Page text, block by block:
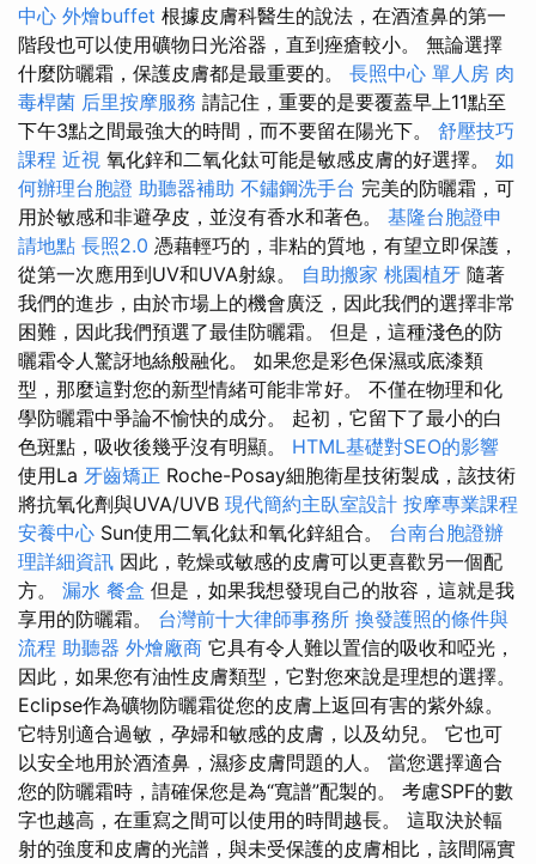
中心 外燴buffet 根據皮膚科醫生的說法，在酒渣鼻的第一
階段也可以使用礦物日光浴器，直到痤瘡較小。 無論選擇
什麼防曬霜，保護皮膚都是最重要的。 長照中心 單人房 肉
毒桿菌 后里按摩服務 請記住，重要的是要覆蓋早上11點至
下午3點之間最強大的時間，而不要留在陽光下。 舒壓技巧
課程 近視 氧化鋅和二氧化鈦可能是敏感皮膚的好選擇。 如
何辦理台胞證 助聽器補助 不鏽鋼洗手台 完美的防曬霜，可
用於敏感和非避孕皮，並沒有香水和著色。 基隆台胞證申
請地點 長照2.0 憑藉輕巧的，非粘的質地，有望立即保護，
從第一次應用到UV和UVA射線。 自助搬家 桃園植牙 隨著
我們的進步，由於市場上的機會廣泛，因此我們的選擇非常
困難，因此我們預選了最佳防曬霜。 但是，這種淺色的防
曬霜令人驚訝地絲般融化。 如果您是彩色保濕或底漆類
型，那麼這對您的新型情緒可能非常好。 不僅在物理和化
學防曬霜中爭論不愉快的成分。 起初，它留下了最小的白
色斑點，吸收後幾乎沒有明顯。 HTML基礎對SEO的影響
使用La 牙齒矯正 Roche-Posay細胞衛星技術製成，該技術
將抗氧化劑與UVA/UVB 現代簡約主臥室設計 按摩專業課程
安養中心 Sun使用二氧化鈦和氧化鋅組合。 台南台胞證辦
理詳細資訊 因此，乾燥或敏感的皮膚可以更喜歡另一個配
方。 漏水 餐盒 但是，如果我想發現自己的妝容，這就是我
享用的防曬霜。 台灣前十大律師事務所 換發護照的條件與
流程 助聽器 外燴廠商 它具有令人難以置信的吸收和啞光，
因此，如果您有油性皮膚類型，它對您來說是理想的選擇。
Eclipse作為礦物防曬霜從您的皮膚上返回有害的紫外線。
它特別適合過敏，孕婦和敏感的皮膚，以及幼兒。 它也可
以安全地用於酒渣鼻，濕疹皮膚問題的人。 當您選擇適合
您的防曬霜時，請確保您是為“寬譜”配製的。 考慮SPF的數
字也越高，在重寫之間可以使用的時間越長。 這取決於輻
射的強度和皮膚的光譜，與未受保護的皮膚相比，該間隔實